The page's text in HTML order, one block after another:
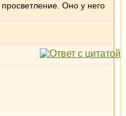
Оно у него